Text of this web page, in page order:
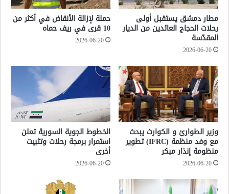
مطار دمشق يستقبل أولى
رحلات الحجاج العائدين من الديار
المقدّسة
2026-06-20
حملة لإزالة الأنقاض في أكثر من
10 قرى في ريف حماه
2026-06-20
وزير الطوارئ و الكوارث يبحث
مع وفد منظمة (IFRC) تطوير
منظومة إنذار مبكر
2026-06-20
الخطوط الجوية السورية تعلن
استمرار برمجة رحلات وتثبيت
أخرى
2026-06-20